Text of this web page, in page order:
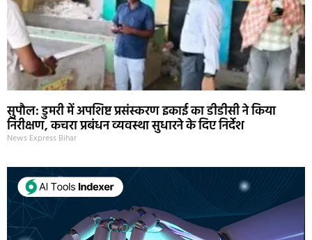
सुपौल: डुमरी में अपशिष्ट प्रसंस्करण इकाई का डीडीसी ने किया
निरीक्षण, कचरा प्रबंधन व्यवस्था सुधारने के दिए निर्देश
News Express Bihar